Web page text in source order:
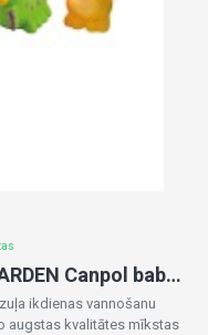
Rotaļlietas vannai HAPPY GARDEN Canpol babies 2/997
ikdienas vannošanu
augstas kvalitātes mīkstas